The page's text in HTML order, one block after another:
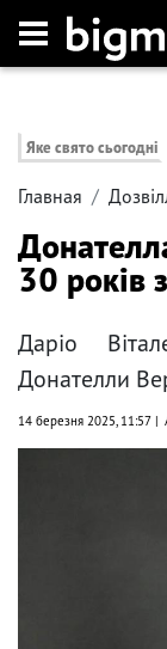
Яке свято сьогодні
Главная
30 років
Даріо
Донателли
14 березня 2025, 11:57